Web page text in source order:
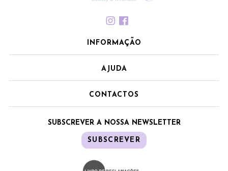
INFORMAÇÃO
AJUDA
CONTACTOS
SUBSCREVER A NOSSA NEWSLETTER
SUBSCREVER